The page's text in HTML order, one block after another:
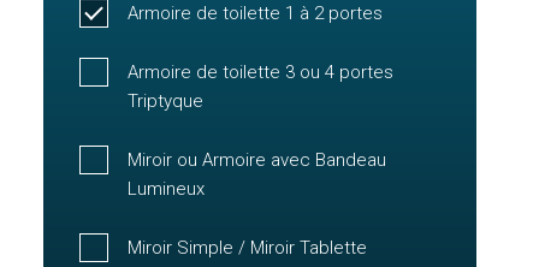
Armoire de toilette 1 à 2 portes
Armoire de toilette 3 ou 4 portes
Triptyque
Miroir ou Armoire avec Bandeau
Lumineux
Miroir Simple / Miroir Tablette